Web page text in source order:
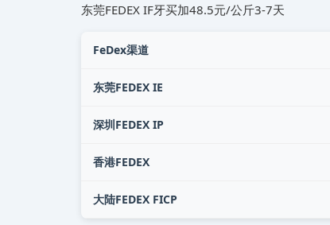
东莞FEDEX IF‌‌‌牙买加48.5元/公斤3-7天
FeDex渠道
东莞FEDEX IE
深圳FEDEX IP
香港FEDEX
大陆FEDEX FICP